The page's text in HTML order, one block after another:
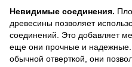
Невидимые соединения.
древесины позволяет
соединений. Это добавляет
еще они прочные и надежные.
обычной отверткой, они